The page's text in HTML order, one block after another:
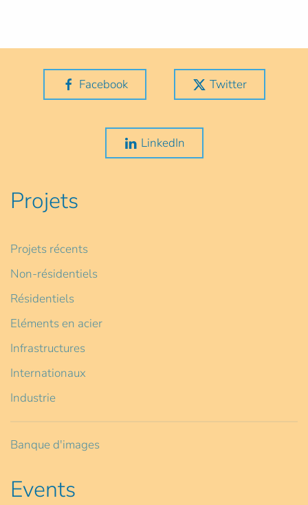
Facebook Twitter
LinkedIn
Projets
Projets récents
Non-résidentiels
Résidentiels
Eléments en acier
Infrastructures
Internationaux
Industrie
Banque d'images
Events